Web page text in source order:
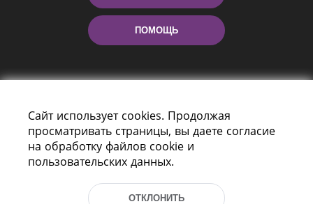
ПОМОЩЬ
Пр-т Независимости 116
г. Минск, Республика Беларусь, 220114
Тел.: (+375 17) 368 37 37, Факс: (+375 17)
Сайт использует cookies. Продолжая
просматривать страницы, вы даете согласие
на обработку файлов cookie и
пользовательских данных.
ОТКЛОНИТЬ